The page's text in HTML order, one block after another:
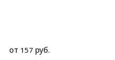
от 157 руб.